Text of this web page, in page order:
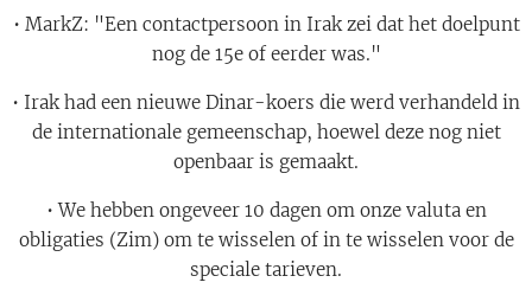
• MarkZ: "Een contactpersoon in Irak zei dat het doelpunt
nog de 15e of eerder was."
• Irak had een nieuwe Dinar-koers die werd verhandeld in
de internationale gemeenschap, hoewel deze nog niet
openbaar is gemaakt.
• We hebben ongeveer 10 dagen om onze valuta en
obligaties (Zim) om te wisselen of in te wisselen voor de
speciale tarieven.